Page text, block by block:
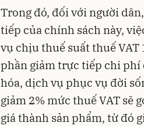
Trong đó, đối với người
tiếp của chính sách này,
vụ chịu thuế suất thuế VAT
phần giảm trực tiếp chi phí
hóa, dịch vụ phục vụ đời
giảm 2% mức thuế VAT sẽ
giá thành sản phẩm, từ đó